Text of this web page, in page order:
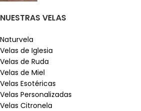
NUESTRAS VELAS
Naturvela
Velas de Iglesia
Velas de Ruda
Velas de Miel
Velas Esotéricas
Velas Personalizadas
Velas Citronela